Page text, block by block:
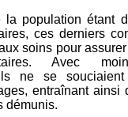
la population étant
ces derniers
soins pour
Avec
ils ne se
entraînant ainsi
démunis.